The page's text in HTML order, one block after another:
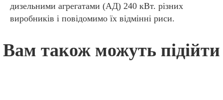
дизельними агрегатами (АД) 240 кВт. різних
виробників і повідомимо їх відмінні риси.
Вам також можуть підійти